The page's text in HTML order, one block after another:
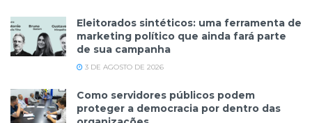
Eleitorados sintéticos: uma ferramenta de
marketing político que ainda fará parte
de sua campanha
3 DE AGOSTO DE 2026
Como servidores públicos podem
proteger a democracia por dentro das